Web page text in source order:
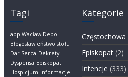
Tagi
abp Wacław Depo
Błogosławieństwo stołu
Dar Serca Dekrety
Dyspensa Episkopat
Hospicjum Informacje
Kategorie
Częstochowa
Episkopat (2)
Intencje (333)